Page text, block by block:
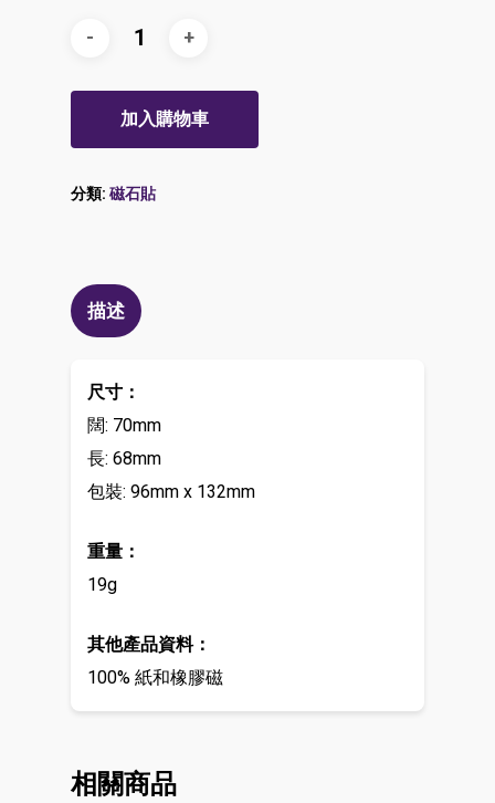
加入購物車
分類: 磁石貼
描述
尺寸：
闊: 70mm
長: 68mm
包裝: 96mm x 132mm
重量：
19g
其他產品資料：
100% 紙和橡膠磁
相關商品